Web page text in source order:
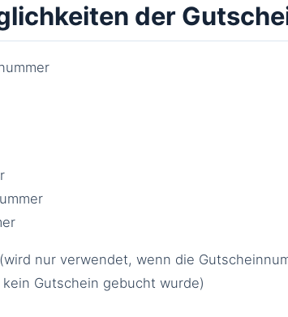
der
nur verwendet, wenn die
Gutschein gebucht wurde)